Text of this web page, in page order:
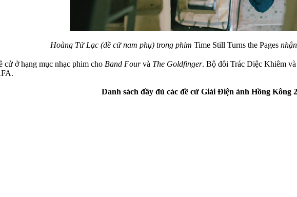
Hoàng Tử Lạc (đề cử nam phụ) trong phim Time Still Turns the Pages
ở hạng mục nhạc phim cho Band Fourvà The Goldfinger. Bộ đôi Trác Diệc Khiêm
Danh sách đầy đủ các đề cử Giải Điện ảnh Hồng Kông